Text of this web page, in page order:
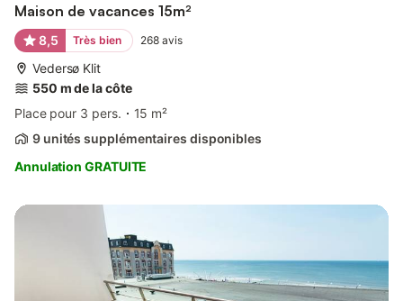
Maison de vacances 15m²
8,5 Très bien 268 avis
Vedersø Klit
550 m de la côte
Place pour 3 pers.
15 m²
9 unités supplémentaires disponibles
Annulation GRATUITE